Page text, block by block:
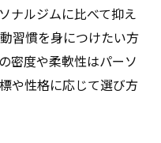
ちらが自分向き？
導が合う人の特徴
るパーソナルジム
ムの見極め方
ナルジムに比べて抑え
習慣を身につけたい方
密度や柔軟性はパーソ
や性格に応じて選び方